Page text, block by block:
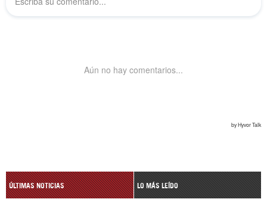
ÚLTIMAS NOTICIAS LO MÁS LEÍDO